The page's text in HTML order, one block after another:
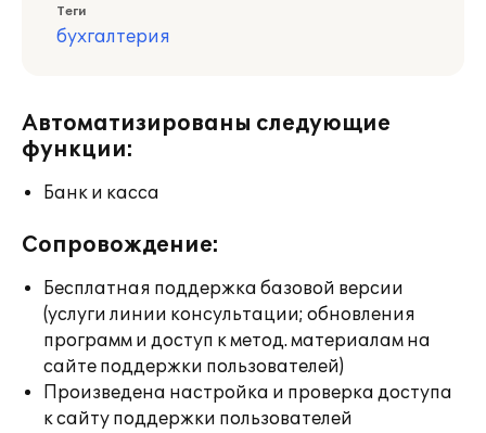
Теги
бухгалтерия
Автоматизированы следующие
функции:
Банк и касса
Сопровождение:
Бесплатная поддержка базовой версии
(услуги линии консультации; обновления
программ и доступ к метод. материалам на
сайте поддержки пользователей)
Произведена настройка и проверка доступа
к сайту поддержки пользователей